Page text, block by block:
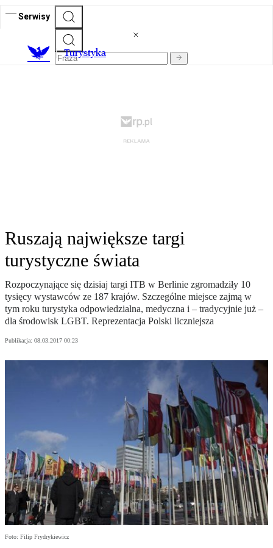
Serwisy
Turystyka
Ruszają największe targi
turystyczne świata
Rozpoczynające się dzisiaj targi ITB w Berlinie zgromadziły 10
tysięcy wystawców ze 187 krajów. Szczególne miejsce zajmą w
tym roku turystyka odpowiedzialna, medyczna i – tradycyjnie już –
dla środowisk LGBT. Reprezentacja Polski liczniejsza
Publikacja: 08.03.2017 00:23
Foto: Filip Frydrykiewicz